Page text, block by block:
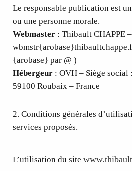
Le responsable publication est
ou une personne morale.
Webmaster : Thibault CHAPPE –
{arobase} par @ )
Hébergeur : OVH – Siège
59100 Roubaix – France
2. Conditions générales
services proposés.
L’utilisation du site